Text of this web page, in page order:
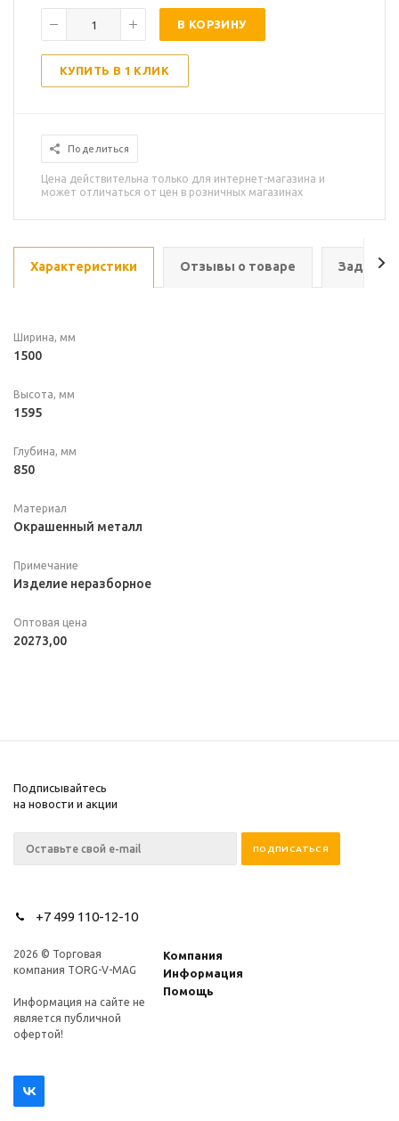
В КОРЗИНУ
КУПИТЬ В 1 КЛИК
Поделиться
Цена действительна только для интернет-магазина и
может отличаться от цен в розничных магазинах
Характеристики Отзывы о товаре Задать
Ширина, мм
1500
Высота, мм
1595
Глубина, мм
850
Материал
Окрашенный металл
Примечание
Изделие неразборное
Оптовая цена
20273,00
Подписывайтесь
на новости и акции
+7 499 110-12-10
2026 © Торговая
компания TORG-V-MAG
Информация на сайте не
является публичной
офертой!
Компания
Информация
Помощь